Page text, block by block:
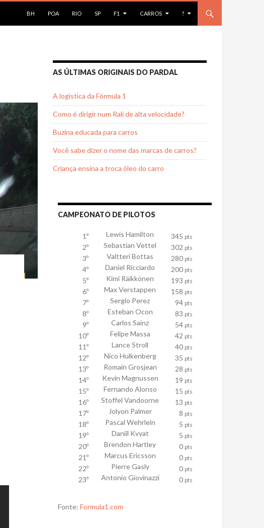
BH
POA RIO SP F1 CARROS ?
AS ÚLTIMAS ORIGINAIS DO PARDAL
A logística da Fórmula 1
Como é dirigir num Rali de alta velocidade?
Buzina educada para carros
Você sabe dizer o nome das marcas de carros?
Criança ensina a troca óleo do carro
CAMPEONATO DE PILOTOS
1º Lewis Hamilton 345 pts
2º Sebastian Vettel 302 pts
3º Valtteri Bottas 280 pts
4º Daniel Ricciardo 200 pts
5º Kimi Räikkönen 193 pts
6º Max Verstappen 158 pts
7º Sergio Perez 94 pts
8º Esteban Ocon 83 pts
9º Carlos Sainz 54 pts
10º Felipe Massa 42 pts
11º Lance Stroll 40 pts
12º Nico Hulkenberg 35 pts
13º Romain Grosjean 28 pts
14º Kevin Magnussen 19 pts
15º Fernando Alonso 15 pts
16º Stoffel Vandoorne 13 pts
17º Jolyon Palmer 8 pts
18º Pascal Wehrlein 5 pts
19º Daniil Kvyat 5 pts
20º Brendon Hartley 0 pts
21º Marcus Ericsson 0 pts
22º Pierre Gasly 0 pts
23º Antonio Giovinazzi 0 pts
Fonte: Formula1.com